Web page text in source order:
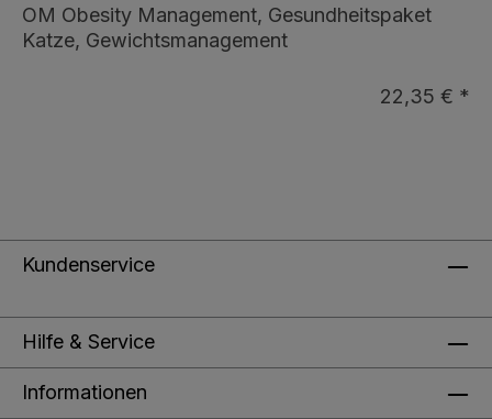
OM Obesity Management, Gesundheitspaket
Katze, Gewichtsmanagement
22,35 € *
Kundenservice
Hilfe & Service
Informationen